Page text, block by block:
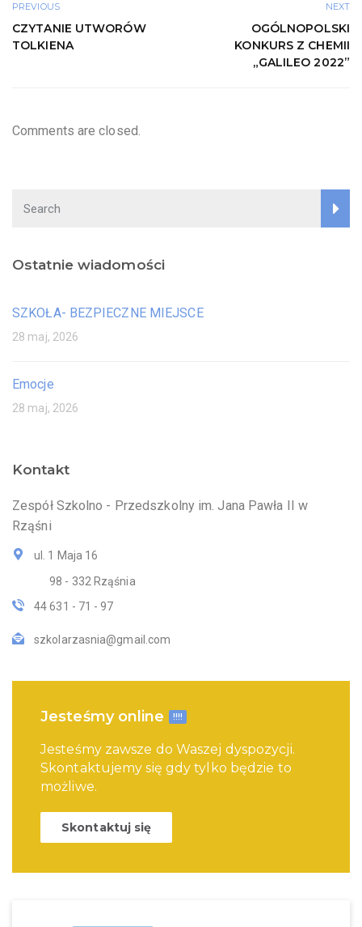
PREVIOUS
CZYTANIE UTWORÓW
TOLKIENA
NEXT
OGÓLNOPOLSKI
KONKURS Z CHEMII
„GALILEO 2022”
Comments are closed.
Ostatnie wiadomości
SZKOŁA- BEZPIECZNE MIEJSCE
28 maj, 2026
Emocje
28 maj, 2026
Kontakt
Zespół Szkolno - Przedszkolny im. Jana Pawła II w
Rząśni
ul. 1 Maja 16
98 - 332 Rząśnia
44 631 - 71 - 97
szkolarzasnia@gmail.com
Jesteśmy online !!!!
Jesteśmy zawsze do Waszej dyspozycji.
Skontaktujemy się gdy tylko będzie to
możliwe.
Skontaktuj się